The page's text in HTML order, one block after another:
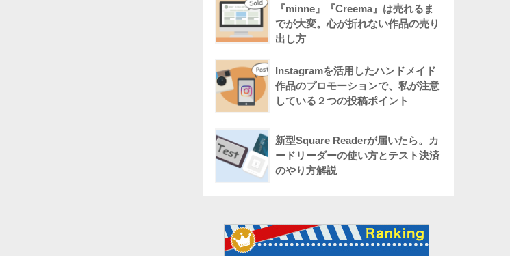
『minne』『Creema』は売れるま
でが大変。心が折れない作品の売り
出し方
Instagramを活用したハンドメイド
作品のプロモーションで、私が注意
している２つの投稿ポイント
新型Square Readerが届いたら。カ
ードリーダーの使い方とテスト決済
のやり方解説